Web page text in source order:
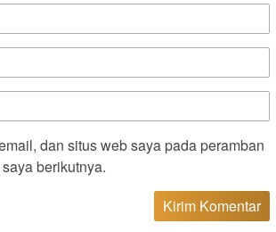
dan situs web saya pada peramban
berikutnya.